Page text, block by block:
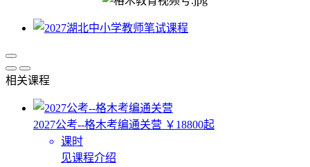
相关课程
2027公考--格木考编通关营 ￥18800起
课时
见课程介绍